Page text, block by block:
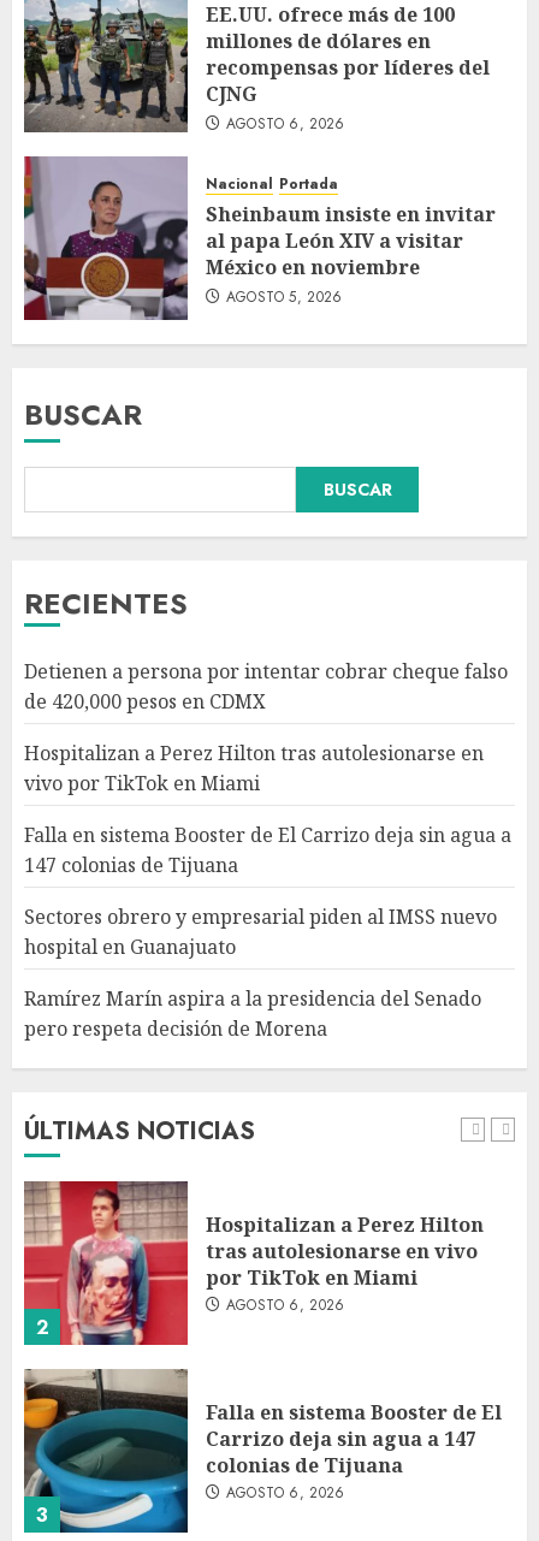
EE.UU. ofrece más de 100
millones de dólares en
recompensas por líderes del
CJNG
AGOSTO 6, 2026
Nacional Portada
Sheinbaum insiste en invitar
al papa León XIV a visitar
México en noviembre
AGOSTO 5, 2026
BUSCAR
BUSCAR
RECIENTES
Detienen a persona por intentar cobrar cheque falso
de 420,000 pesos en CDMX
Hospitalizan a Perez Hilton tras autolesionarse en
vivo por TikTok en Miami
Falla en sistema Booster de El Carrizo deja sin agua a
147 colonias de Tijuana
Sectores obrero y empresarial piden al IMSS nuevo
hospital en Guanajuato
Ramírez Marín aspira a la presidencia del Senado
pero respeta decisión de Morena
ÚLTIMAS NOTICIAS
Falla en sistema Booster de El
Carrizo deja sin agua a 147
4
Sectores obrero y empresarial
piden al IMSS nuevo hospital
en Guanajuato
AGOSTO 6, 2026
5
Ramírez Marín aspira a la
presidencia del Senado pero
respeta decisión de Morena
AGOSTO 6, 2026
1
Detienen a persona por
intentar cobrar cheque falso
AGOSTO 6, 2026
2
Hospitalizan a Perez Hilton
tras autolesionarse en vivo
por TikTok en Miami
AGOSTO 6, 2026
3
Falla en sistema Booster de El
Carrizo deja sin agua a 147
colonias de Tijuana
AGOSTO 6, 2026